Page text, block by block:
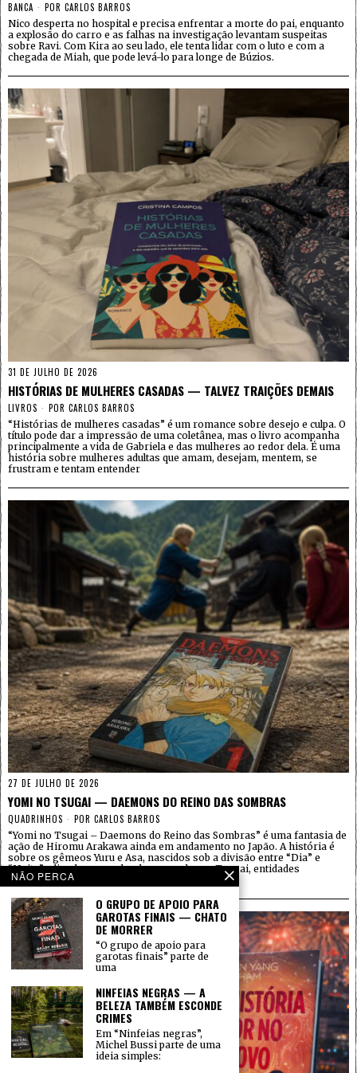
BANCA POR CARLOS BARROS
Nico desperta no hospital e precisa enfrentar a morte do pai, enquanto
a explosão do carro e as falhas na investigação levantam suspeitas
sobre Ravi. Com Kira ao seu lado, ele tenta lidar com o luto e com a
chegada de Miah, que pode levá-lo para longe de Búzios.
31 DE JULHO DE 2026
HISTÓRIAS DE MULHERES CASADAS — TALVEZ TRAIÇÕES DEMAIS
LIVROS POR CARLOS BARROS
“Histórias de mulheres casadas” é um romance sobre desejo e culpa. O
título pode dar a impressão de uma coletânea, mas o livro acompanha
principalmente a vida de Gabriela e das mulheres ao redor dela. É uma
história sobre mulheres adultas que amam, desejam, mentem, se
frustram e tentam entender
27 DE JULHO DE 2026
YOMI NO TSUGAI — DAEMONS DO REINO DAS SOMBRAS
QUADRINHOS POR CARLOS BARROS
“Yomi no Tsugai – Daemons do Reino das Sombras” é uma fantasia de
ação de Hiromu Arakawa ainda em andamento no Japão. A história é
sobre os gêmeos Yuru e Asa, nascidos sob a divisão entre “Dia” e
“Noite” e ligados ao poder de comandar os Tsugai, entidades
sobrenaturais que
NÃO PERCA
O GRUPO DE APOIO PARA
GAROTAS FINAIS — CHATO
DE MORRER
“O grupo de apoio para
garotas finais” parte de
uma
NINFEIAS NEGRAS — A
BELEZA TAMBÉM ESCONDE
CRIMES
Em “Ninfeias negras”,
Michel Bussi parte de uma
ideia simples: